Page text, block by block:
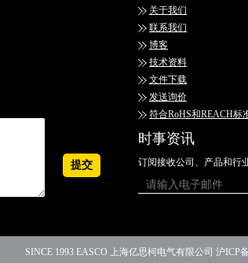
关于我们
联系我们
博客
技术资料
文件下载
发送询价
符合RoHS和REACH标
时事资讯
订阅接收公司、产品和行
SINCE 1993 EASCO 上海亿思柯电气有限公司 沪ICP